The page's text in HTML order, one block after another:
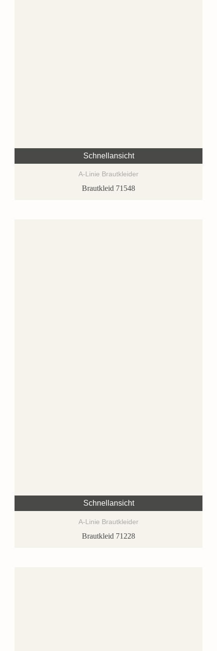
Schnellansicht
A-Linie Brautkleider
Brautkleid 71548
Schnellansicht
A-Linie Brautkleider
Brautkleid 71228